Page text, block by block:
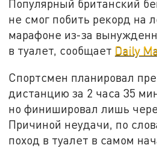
Популярный британский
не смог побить рекорд на
марафоне из-за
в туалет, сообщает Daily
Спортсмен планировал
дистанцию за 2 часа 35
но финишировал лишь
Причиной неудачи, по
поход в туалет в самом